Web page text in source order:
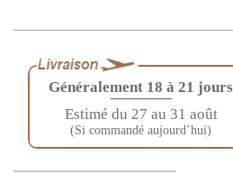
Généralement 18 à 21 jours
————
Estimé du 27 au 31 août
(Si commandé aujourd’hui)